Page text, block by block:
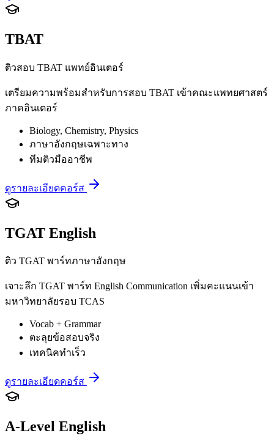
TBAT
ติวสอบ TBAT แพทย์อินเตอร์
เตรียมความพร้อมสำหรับการสอบ TBAT เข้าคณะแพทยศาสตร์
ภาคอินเตอร์
Biology, Chemistry, Physics
ภาษาอังกฤษเฉพาะทาง
ทีมติวมืออาชีพ
ดูรายละเอียดคอร์ส
TGAT English
ติว TGAT พาร์ทภาษาอังกฤษ
เจาะลึก TGAT พาร์ท English Communication เพิ่มคะแนนเข้า
มหาวิทยาลัยรอบ TCAS
Vocab + Grammar
ตะลุยข้อสอบจริง
เทคนิคทำเร็ว
ดูรายละเอียดคอร์ส
A-Level English